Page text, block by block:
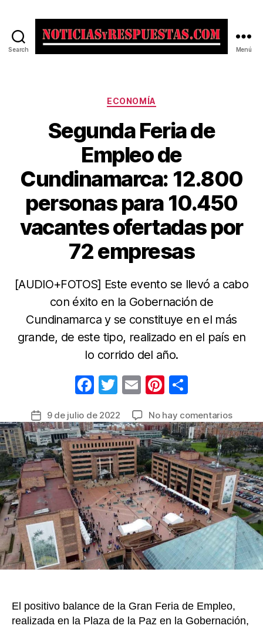
Search Menú
Categorías
ECONOMÍA
Segunda Feria de
Empleo de
Cundinamarca: 12.800
personas para 10.450
vacantes ofertadas por
72 empresas
[AUDIO+FOTOS] Este evento se llevó a cabo
con éxito en la Gobernación de
Cundinamarca y se constituye en el más
grande, de este tipo, realizado en el país en
lo corrido del año.
F
c
e
b
o
o
k
T
itt
er
E
ail
Pi
er
e
st
m
p
ar
tir
Fecha
de
la
entrada
9 de julio de 2022 No hay comentariosen
Feria
de
Empleo
de
12.800
para
10.450
El positivo balance de la Gran Feria de Empleo,
realizada en la Plaza de la Paz en la Gobernación,